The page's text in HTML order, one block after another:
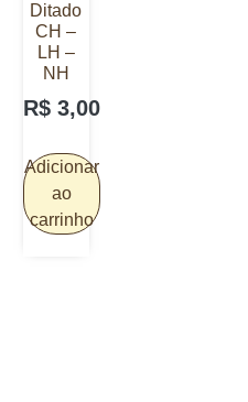
Ditado
CH –
LH –
NH
R$ 3,00
Adicionar
ao
carrinho